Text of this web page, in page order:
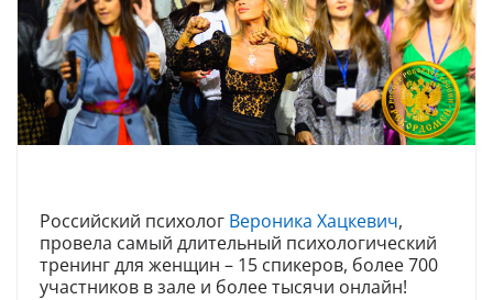
Российский психолог Вероника Хацкевич,
провела самый длительный психологический
тренинг для женщин – 15 спикеров, более 700
участников в зале и более тысячи онлайн!